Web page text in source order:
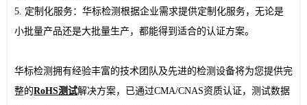
5. 定制化服务：华标检测根据企业需求提供定制化服务，无论是
小批量产品还是大批量生产，都能得到适合的认证方案。
华标检测拥有经验丰富的技术团队及先进的检测设备将为您提供完
整的RoHS测试解决方案，已通过CMA/CNAS资质认证，测试数据